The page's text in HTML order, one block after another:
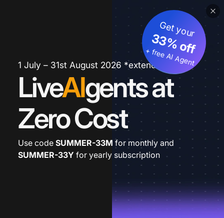
1 July – 31st August 2026 *extended
LiveAIgents at
Zero Cost
Get your
33% off
+ free AI Agent
Use code SUMMER-33M for monthly and
SUMMER-33Y for yearly subscription